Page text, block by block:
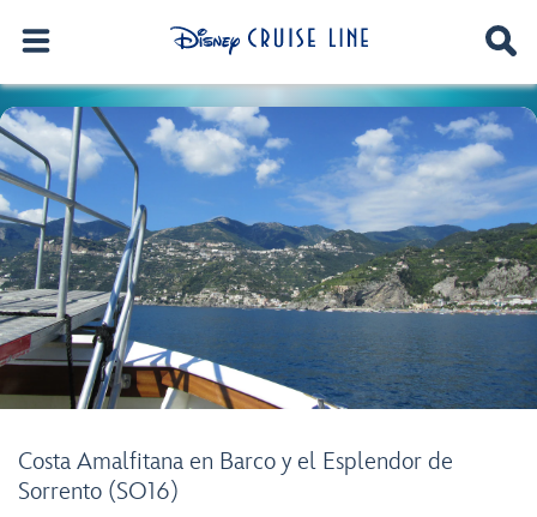
Costa Amalfitana en Barco y el Esplendor de
Sorrento (SO16)